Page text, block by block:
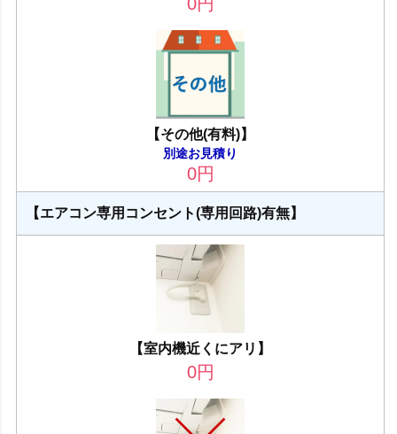
【その他(有料)】
別途お見積り
0円
【エアコン専用コンセント(専用回路)有無】
【室内機近くにアリ】
0円